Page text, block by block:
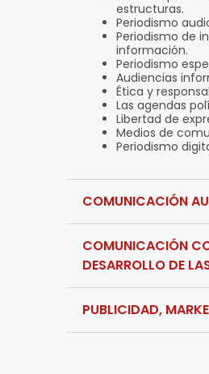
estructuras.
Periodismo
Periodismo de
información.
Periodismo
Audiencias
Ética y
Las agendas
Libertad de
Medios de
Periodismo
COMUNICACIÓN
COMUNICACIÓN
DESARROLLO DE
PUBLICIDAD,